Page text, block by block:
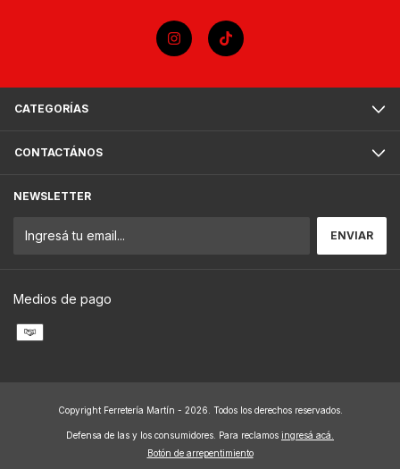
CATEGORÍAS
CONTACTÁNOS
NEWSLETTER
Medios de pago
Copyright Ferretería Martín - 2026. Todos los derechos reservados.
Defensa de las y los consumidores. Para reclamos ingresá acá.
Botón de arrepentimiento